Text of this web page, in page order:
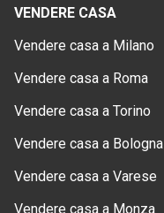
VENDERE CASA
Vendere casa a Milano
Vendere casa a Roma
Vendere casa a Torino
Vendere casa a Bologna
Vendere casa a Varese
Vendere casa a Monza